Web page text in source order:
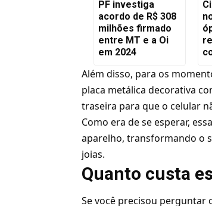
PF investiga
acordo de R$ 308
milhões firmado
entre MT e a Oi
em 2024
Além disso, para os
placa metálica decorativa
traseira para que o celular
Como era de se esperar,
aparelho, transformando o
joias.
Quanto custa
Se você precisou perguntar